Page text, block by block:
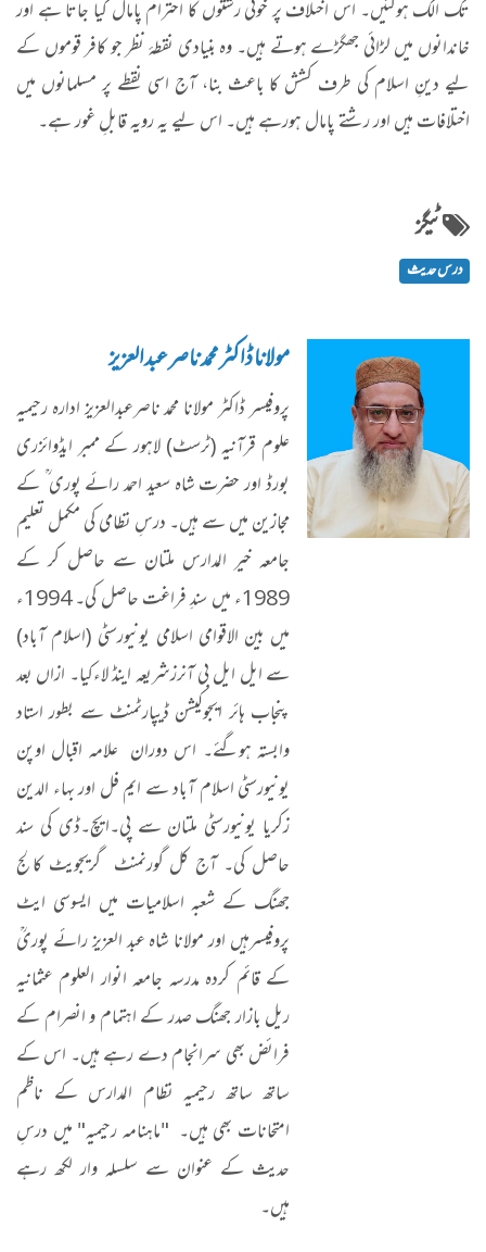
تک الگ ہوگئیں۔ اس اختلاف پر خونی رشتوں کا احترام پامال کیا جاتا ہے اور
خاندانوں میں لڑائی جھگڑے ہوتے ہیں۔ وہ بنیادی نقطۂ نظر جو کافر قوموں کے
لیے دینِ اسلام کی طرف کشش کا باعث بنا، آج اسی نقطے پر مسلمانوں میں
اختلافات ہیں اور رشتے پامال ہورہے ہیں۔ اس لیے یہ رویہ قابلِ غور ہے۔
ٹیگز
درس حدیث
مولانا ڈاکٹر محمد ناصرعبدالعزیز
پروفیسر ڈاکٹر مولانا محمد ناصرعبدالعزیز ادارہ رحیمیہ
علوم قرآنیہ (ٹرسٹ) لاہور کے ممبر ایڈوائزری
بورڈ اور حضرت شاہ سعید احمد رائے پوری ؒ کے
مجازین میں سے ہیں۔ درسِ نظامی کی مکمل تعلیم
جامعہ خیر المدارس ملتان سے حاصل کر کے
1989ء میں سندِ فراغت حاصل کی۔ 1994ء
میں بین الاقوامی اسلامی یونیورسٹی (اسلام آباد)
سے ایل ایل بی آنرزشریعہ اینڈ لاءکیا۔ ازاں بعد
پنجاب ہائر ایجوکیشن ڈیپارٹمنٹ سے بطور استاد
وابستہ ہوگئے۔ اس دوران علامہ اقبال اوپن
یونیورسٹی اسلام آباد سے ایم فل اور بہاء الدین
زکریا یونیورسٹی ملتان سے پی۔ایچ۔ڈی کی سند
حاصل کی۔ آج کل گورنمنٹ گریجویٹ کالج
جھنگ کے شعبہ اسلامیات میں ایسوسی ایٹ
پروفیسرہیں اور مولانا شاہ عبد العزیز رائے پوریؒ
کے قائم کردہ مدرسہ جامعہ انوار العلوم عثمانیہ
ریل بازار جھنگ صدر کے اہتمام و انصرام کے
فرائض بھی سرانجام دے رہے ہیں۔ اس کے
ساتھ ساتھ رحیمیہ نظام المدارس کے ناظم
امتحانات بھی ہیں۔ "ماہنامہ رحیمیہ" میں درسِ
حدیث کے عنوان سے سلسلہ وار لکھ رہے
ہیں۔